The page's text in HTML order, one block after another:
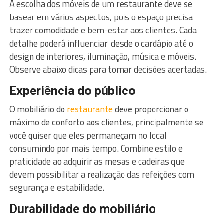
A escolha dos móveis de um restaurante deve se
basear em vários aspectos, pois o espaço precisa
trazer comodidade e bem-estar aos clientes. Cada
detalhe poderá influenciar, desde o cardápio até o
design de interiores, iluminação, música e móveis.
Observe abaixo dicas para tomar decisões acertadas.
Experiência do público
O mobiliário do restaurantedeve proporcionar o
máximo de conforto aos clientes, principalmente se
você quiser que eles permaneçam no local
consumindo por mais tempo. Combine estilo e
praticidade ao adquirir as mesas e cadeiras que
devem possibilitar a realização das refeições com
segurança e estabilidade.
Durabilidade do mobiliário